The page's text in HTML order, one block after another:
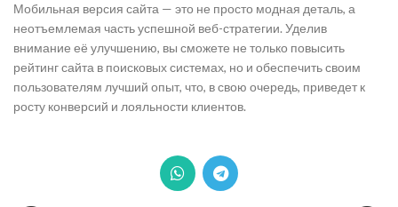
Мобильная версия сайта — это не просто модная деталь, а
неотъемлемая часть успешной веб-стратегии. Уделив
внимание её улучшению, вы сможете не только повысить
рейтинг сайта в поисковых системах, но и обеспечить своим
пользователям лучший опыт, что, в свою очередь, приведет к
росту конверсий и лояльности клиентов.